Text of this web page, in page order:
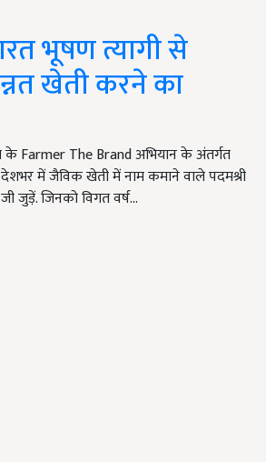
भूषण त्यागी से
खेती करने का
Farmer The Brand अभियान के अंतर्गत
में जैविक खेती में नाम कमाने वाले पदमश्री
जुड़ें. जिनको विगत वर्ष…